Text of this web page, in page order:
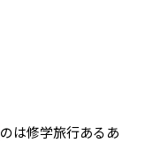
のは修学旅行あるあ